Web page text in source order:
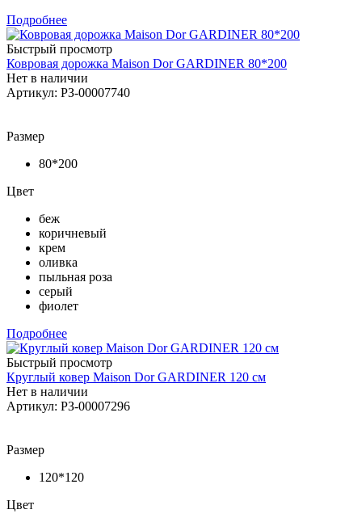
Подробнее
Быстрый просмотр
Ковровая дорожка Maison Dor GARDINER 80*200
Нет в наличии
Артикул: РЗ-00007740
Размер
80*200
Цвет
беж
коричневый
крем
оливка
пыльная роза
серый
фиолет
Подробнее
Быстрый просмотр
Круглый ковер Maison Dor GARDINER 120 см
Нет в наличии
Артикул: РЗ-00007296
Размер
120*120
Цвет